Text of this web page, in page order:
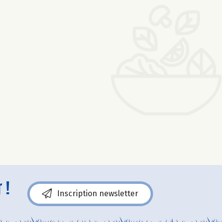
! Inscription newsletter